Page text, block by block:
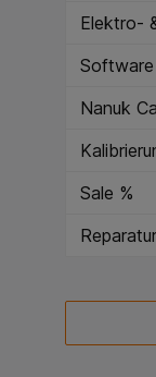
Elektro-
Software
Nanuk
Sale %
Reparatur